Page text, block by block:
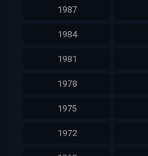
1987
1984
1981
1978
1975
1972